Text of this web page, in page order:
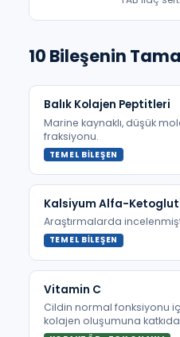
10 Bileşenin
Balık Kolajen Peptitleri
Marine kaynaklı, düşük
fraksiyonu.
TEMEL BILEŞEN
Kalsiyum Alfa-
Araştırmalarda
TEMEL BILEŞEN
Vitamin C
Cildin normal fonksiyonu
kolajen oluşumuna